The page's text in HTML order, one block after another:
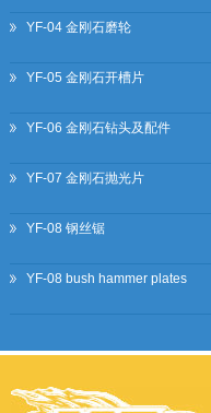
YF-04 金刚石磨轮
YF-05 金刚石开槽片
YF-06 金刚石钻头及配件
YF-07 金刚石抛光片
YF-08 钢丝锯
YF-08 bush hammer plates